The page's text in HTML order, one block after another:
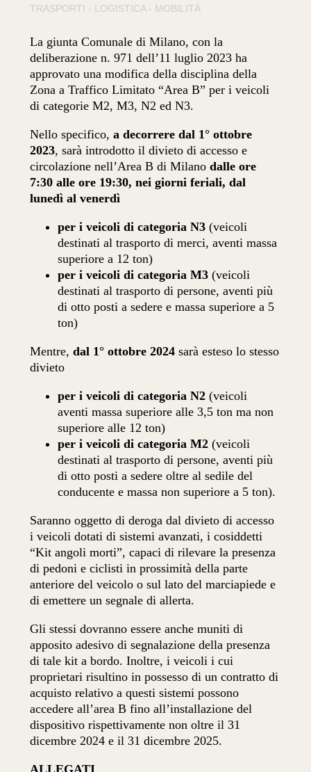
TRASPORTI - LOGISTICA - MOBILITÀ
La giunta Comunale di Milano, con la
deliberazione n. 971 dell’11 luglio 2023 ha
approvato una modifica della disciplina della
Zona a Traffico Limitato “Area B” per i veicoli
di categorie M2, M3, N2 ed N3.
Nello specifico,a decorrere dal 1° ottobre
2023, sarà introdotto il divieto di accesso e
circolazione nell’Area B di Milanodalle ore
7:30 alle ore 19:30, nei giorni feriali, dal
lunedì al venerdì
per i veicoli di categoria N3 (veicoli
destinati al trasporto di merci, aventi massa
superiore a 12 ton)
per i veicoli di categoria M3 (veicoli
destinati al trasporto di persone, aventi più
di otto posti a sedere e massa superiore a 5
ton)
Mentre,dal 1° ottobre 2024 sarà esteso lo stesso
divieto
per i veicoli di categoria N2 (veicoli
aventi massa superiore alle 3,5 ton ma non
superiore alle 12 ton)
per i veicoli di categoria M2 (veicoli
destinati al trasporto di persone, aventi più
di otto posti a sedere oltre al sedile del
conducente e massa non superiore a 5 ton).
Saranno oggetto di deroga dal divieto di accesso
i veicoli dotati di sistemi avanzati, i cosiddetti
“Kit angoli morti”, capaci di rilevare la presenza
di pedoni e ciclisti in prossimità della parte
anteriore del veicolo o sul lato del marciapiede e
di emettere un segnale di allerta.
Gli stessi dovranno essere anche muniti di
apposito adesivo di segnalazione della presenza
di tale kit a bordo. Inoltre, i veicoli i cui
proprietari risultino in possesso di un contratto di
acquisto relativo a questi sistemi possono
accedere all’area B fino all’installazione del
dispositivo rispettivamente non oltre il 31
dicembre 2024 e il 31 dicembre 2025.